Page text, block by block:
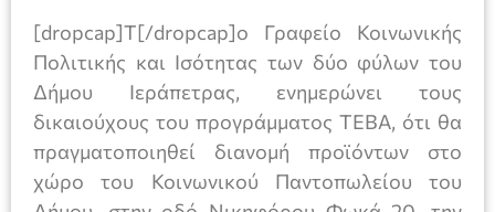
[dropcap]Τ[/dropcap]ο Γραφείο Κοινωνικής
Πολιτικής και Ισότητας των δύο φύλων του
Δήμου Ιεράπετρας, ενημερώνει τους
δικαιούχους του προγράμματος ΤΕΒΑ, ότι θα
πραγματοποιηθεί διανομή προϊόντων στο
χώρο του Κοινωνικού Παντοπωλείου του